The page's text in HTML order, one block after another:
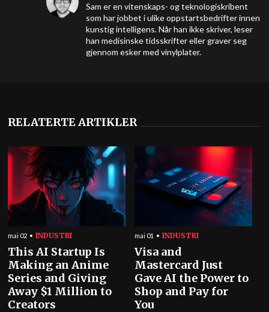
Sam er en vitenskaps- og teknologiskribent
som har jobbet i ulike oppstartsbedrifter innen
kunstig intelligens. Når han ikke skriver, leser
han medisinske tidsskrifter eller graver seg
gjennom esker med vinylplater.
RELATERTE ARTIKLER
mai 02 INDUSTRI
This AI Startup Is
Making an Anime
Series and Giving
Away $1 Million to
Creators
mai 01 INDUSTRI
Visa and
Mastercard Just
Gave AI the Power to
Shop and Pay for
You